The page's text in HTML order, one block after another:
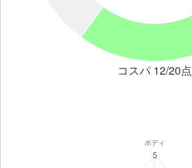
コスパ 12/20点